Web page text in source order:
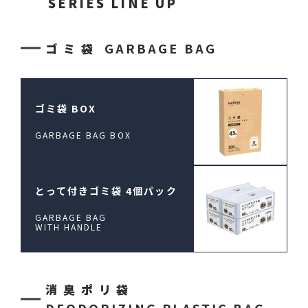
ゴミ袋 GARBAGE BAG
ゴミ袋 BOX
GARBAGE BAG BOX
とって付きゴミ袋4個パック
GARBAGE BAG
WITH HANDLE
消臭ポリ袋